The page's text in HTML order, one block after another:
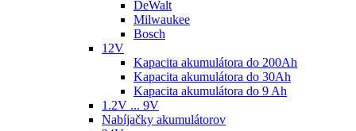
DeWalt
Milwaukee
Bosch
12V
Kapacita akumulátora do 200Ah
Kapacita akumulátora do 30Ah
Kapacita akumulátora do 9 Ah
1.2V ... 9V
Nabíjačky akumulátorov